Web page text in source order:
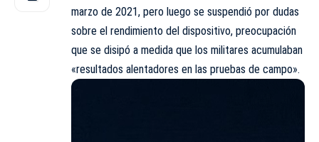
marzo de 2021, pero luego se suspendió por dudas
sobre el rendimiento del dispositivo, preocupación
que se disipó a medida que los militares acumulaban
«resultados alentadores en las pruebas de campo».